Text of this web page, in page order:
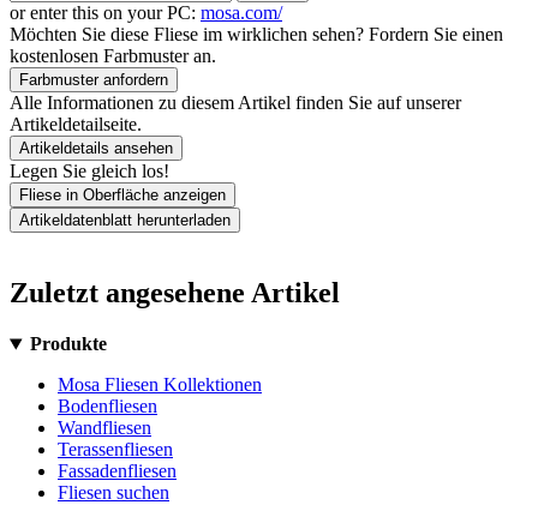
or enter this on your PC: mosa.com/
Möchten Sie diese Fliese im wirklichen sehen? Fordern Sie einen
kostenlosen Farbmuster an.
Farbmuster anfordern
Alle Informationen zu diesem Artikel finden Sie auf unserer
Artikeldetailseite.
Artikeldetails ansehen
Legen Sie gleich los!
Fliese in Oberfläche anzeigen
Artikeldatenblatt herunterladen
Zuletzt angesehene Artikel
Produkte
Mosa Fliesen Kollektionen
Bodenfliesen
Wandfliesen
Terassenfliesen
Fassadenfliesen
Fliesen suchen